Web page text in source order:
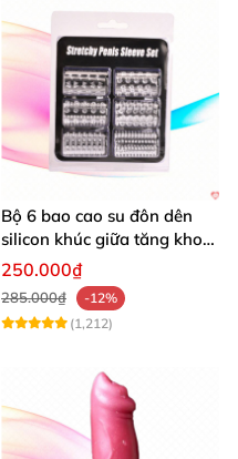
Bộ 6 bao cao su đôn dên
silicon khúc giữa tăng khoái
cảm kéo dài quan hệ
250.000₫
285.000₫
-12%
(1,212)